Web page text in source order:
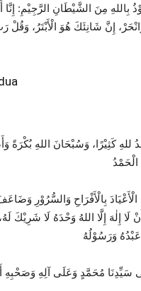
بِاللهِ مِنَ الشَّيْطَانِ الرَّجِيْمِ: إِنَّا
إِنَّ شَانِئَكَ هُوَ الْأَبْتَرُ، وَقُلْ
للهِ كَثِيْرًا، وَسُبْحَانَ اللهِ بُكْرَةً
بِالْأَفْرَاحِ وَالسُّرُوْرِ
لَا إِلٰهَ إِلَّا اللهُ وَحْدَهُ لَا شَرِيْكَ
مُحَمَّدٍ وَعَلَى آلِهِ وَصَحْبِهِ